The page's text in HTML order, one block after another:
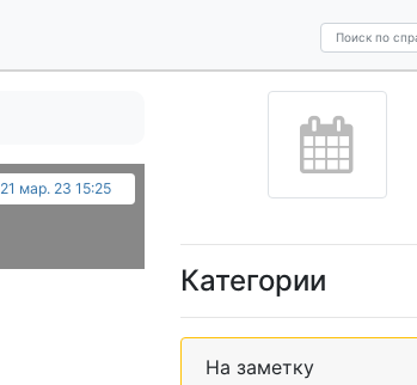
21 мар. 23 15:25
Категории
На заметку